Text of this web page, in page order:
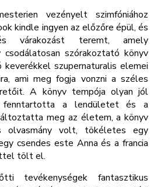
vezényelt szimfóniához
kindle ingyen az előzőre épül, és
várakozást teremt, amely
szórakoztató könyv
szupernaturalis elemei
ami meg fogja vonzni a széles
A könyv tempója olyan jól
a lendületet és a
meg az életem, a könyv
olvasmány volt, tökéletes egy
csendes este Anna és a francia
tölt el.
tevékenységek fantasztikus